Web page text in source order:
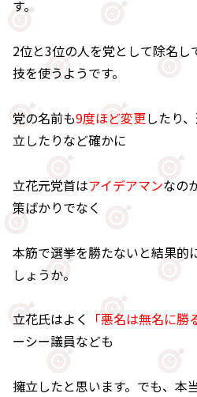
す。
2位と3位の人を党として除名し
技を使うようです。
党の名前も9度ほど変更したり
立したりなど確かに
立花元党首はアイデアマンなの
策ばかりでなく
本筋で選挙を勝たないと結果的
しょうか。
立花氏はよく 「悪名は無名に勝
ーシー議員なども
擁立したと思います。でも、本